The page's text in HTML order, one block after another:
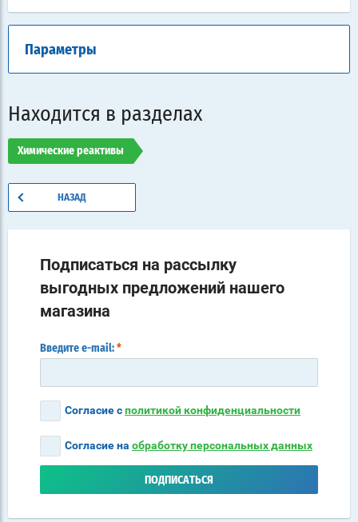
Параметры
Находится в разделах
Химические реактивы
НАЗАД
Подписаться на рассылку
выгодных предложений нашего
магазина
Введите e-mail: *
Согласие сполитикой конфиденциальности
Согласие на обработку персональных данных
ПОДПИСАТЬСЯ